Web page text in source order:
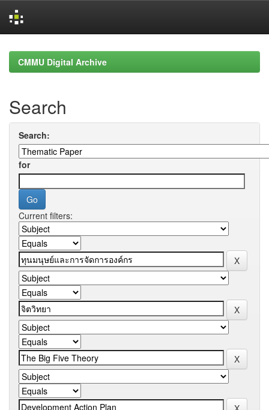
navigationCMMU Digital Archive
Search
Search:
for
Current filters: